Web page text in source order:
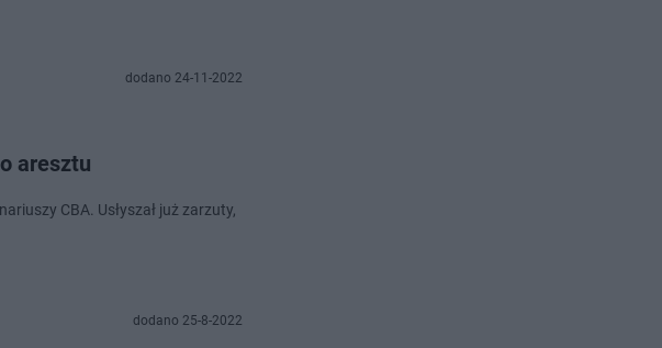
dodano 24-11-2022
aresztu
CBA. Usłyszał już zarzuty,
dodano 25-8-2022